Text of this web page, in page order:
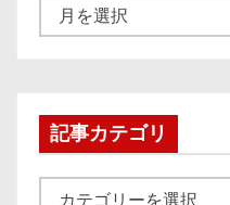
r
v
記事カテゴリ